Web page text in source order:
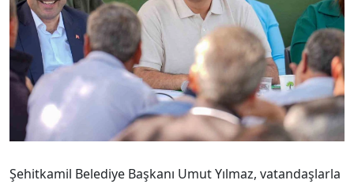
Şehitkamil Belediye Başkanı Umut Yılmaz, vatandaşlarla